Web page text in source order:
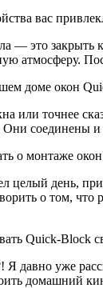
вас
— это закрыть
атмосферу.
доме окон
или точнее
Они соединены
о монтаже
день,
о том, что
Quick-Block
давно уже
домашний